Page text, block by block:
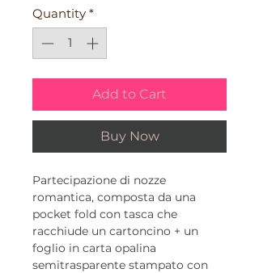
Quantity *
Add to Cart
Buy Now
Partecipazione di nozze
romantica, composta da una
pocket fold con tasca che
racchiude un cartoncino + un
foglio in carta opalina
semitrasparente stampato con